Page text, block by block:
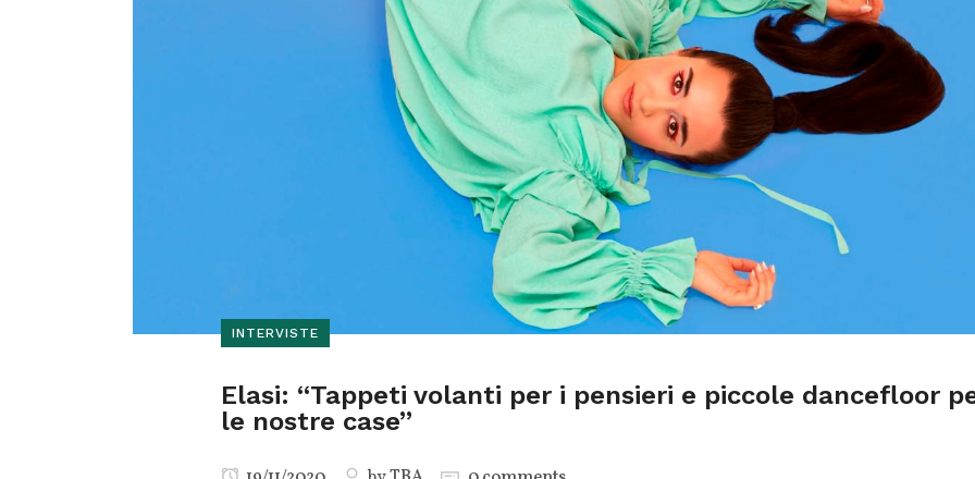
INTERVISTE
Elasi: “Tappeti volanti per i pensieri e piccole dancefloor
le nostre case”